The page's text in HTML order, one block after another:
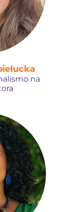
na